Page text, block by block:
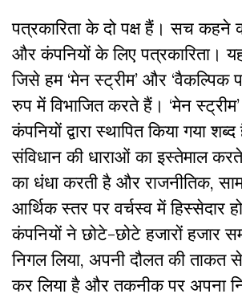
पत्रकारिता के दो पक्ष हैं। सच कहने
और कंपनियों के लिए पत्रकारिता।
जिसे हम ‘मेन स्ट्रीम’ और ‘वैकल्पिक
रुप में विभाजित करते हैं। ‘मेन स्ट्रीम’
कंपनियों द्वारा स्थापित किया गया
संविधान की धाराओं का इस्तेमाल
का धंधा करती है और राजनीतिक,
आर्थिक स्तर पर वर्चस्व में हिस्सेदार
कंपनियों ने छोटे-छोटे हजारों हजार
निगल लिया, अपनी दौलत की ताकत
कर लिया है और तकनीक पर अपना